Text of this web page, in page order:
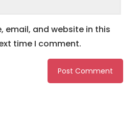
email, and website in this
time I comment.